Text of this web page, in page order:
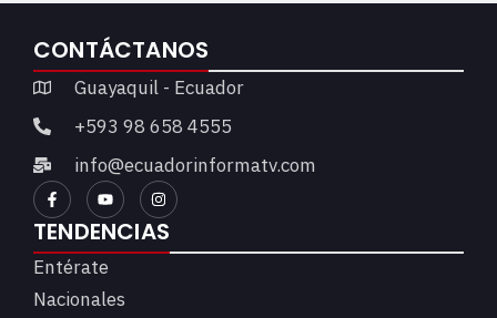
CONTÁCTANOS
Guayaquil - Ecuador
+593 98 658 4555
info@ecuadorinformatv.com
TENDENCIAS
Entérate
Nacionales